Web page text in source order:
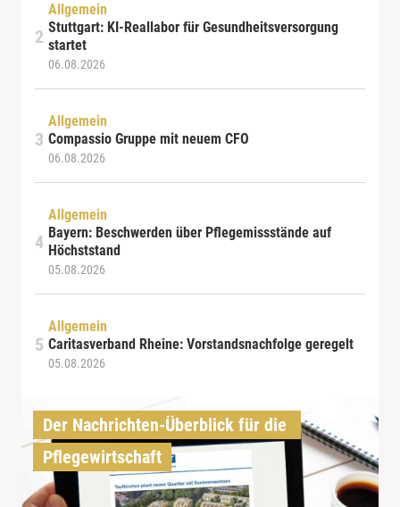
Allgemein
Stuttgart: KI-Reallabor für Gesundheitsversorgung
startet
06.08.2026
Allgemein
Compassio Gruppe mit neuem CFO
06.08.2026
Allgemein
Bayern: Beschwerden über Pflegemissstände auf
Höchststand
05.08.2026
Allgemein
Caritasverband Rheine: Vorstandsnachfolge geregelt
05.08.2026
Der Nachrichten-Überblick für die
Pflegewirtschaft